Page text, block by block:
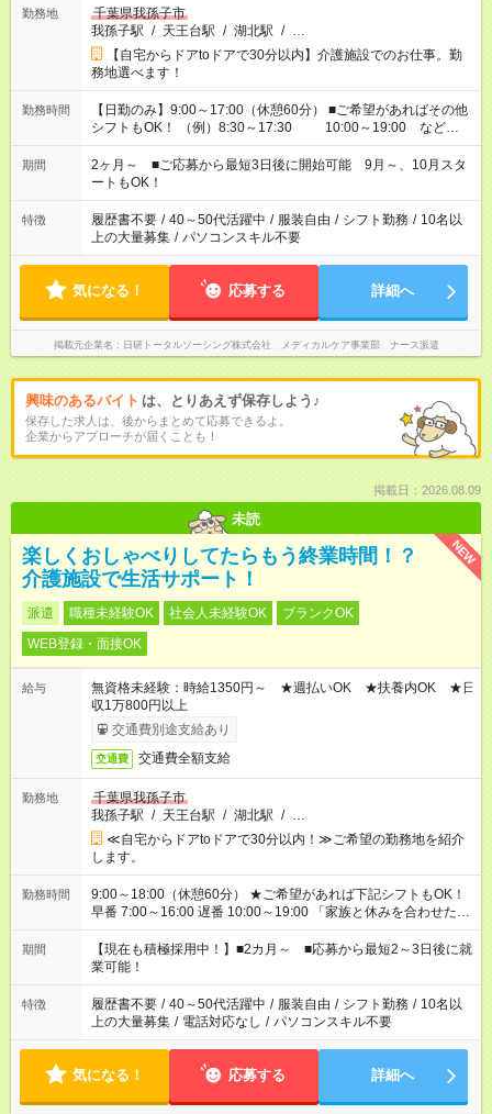
勤務地
千葉県我孫子市
我孫子駅 / 天王台駅 / 湖北駅 / …
【自宅からドアtoドアで30分以内】介護施設でのお仕事。勤
務地選べます！
勤務時間
【日勤のみ】9:00～17:00（休憩60分） ■ご希望があればその他
シフトもOK！ （例）8:30～17:30 10:00～19:00 など
「家族とお休みを合わせたい」 「できれば残業はしたくない」
など、あなたのご希望に沿ったお仕事をご紹介します！ ※Wワ
ーク希望の方へ 今ご覧のお仕事で希望する勤務時間と、もう1つ
のお仕事の勤務時間。 合計で週40時間を超える場合は応募でき
ません
期間
2ヶ月～ ■ご応募から最短3日後に開始可能 9月～、10月スタ
ートもOK！
特徴 履歴書不要 / 40～50代活躍中 / 服装自由 / シフト勤務 / 10名以
上の大量募集 / パソコンスキル不要
気になる！ 応募する 詳細へ
掲載元企業名 日研トータルソーシング株式会社 メディカルケア事業部 ナース派遣
興味のあるバイト は、とりあえず保存しよう♪
保存した求人は、後からまとめて応募できるよ。
企業からアプローチが届くことも！
掲載日：2026.08.09
未読
NEW
楽しくおしゃべりしてたらもう終業時間！？
介護施設で生活サポート！
派遣 職種未経験OK 社会人未経験OK
ブランクOK
WEB登録・面接OK
給与
無資格未経験：時給1350円～ ★週払いOK ★扶養内OK ★日
収1万800円以上
交通費別途支給あり
交通費 交通費全額支給
勤務地
千葉県我孫子市
我孫子駅 / 天王台駅 / 湖北駅 / …
≪自宅からドアtoドアで30分以内！≫ご希望の勤務地を紹介
します。
勤務時間
9:00～18:00（休憩60分） ★ご希望があれば下記シフトもOK！
早番 7:00～16:00 遅番 10:00～19:00 「家族と休みを合わせた
い」 「余裕を持って夕飯の準備がしたい」 「できれば残業はし
たくない」 など、ご希望を教えてくださいね。 ※Wワーク希望
の方へ 複数就業の場合は、合計40時間以内。
期間
【現在も積極採用中！】■2カ月～ ■応募から最短2～3日後に就
業可能！
特徴 履歴書不要 / 40～50代活躍中 / 服装自由 / シフト勤務 / 10名以
上の大量募集 / 電話対応なし / パソコンスキル不要
気になる！ 応募する 詳細へ